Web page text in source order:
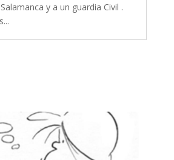
y a un guardia Civil .